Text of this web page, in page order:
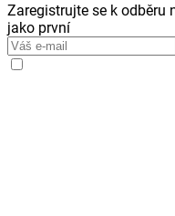
Zaregistrujte se k odběru
jako první